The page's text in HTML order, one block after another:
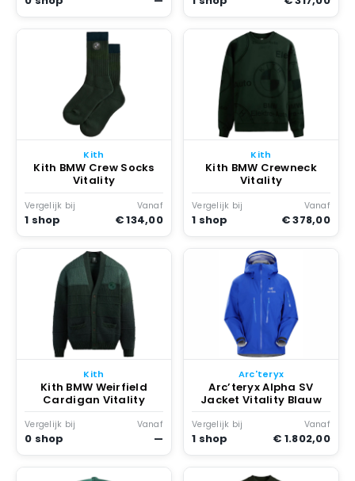
Kith
Kith BMW Crew Socks
Vitality
Vergelijk bij
1 shop
Vanaf
€ 134,00
Kith
Kith BMW Crewneck
Vitality
Vergelijk bij
1 shop
Vanaf
€ 378,00
Kith
Kith BMW Weirfield
Cardigan Vitality
Vergelijk bij
0 shop
Vanaf
—
Arc'teryx
Arc’teryx Alpha SV
Jacket Vitality Blauw
Vergelijk bij
1 shop
Vanaf
€ 1.802,00